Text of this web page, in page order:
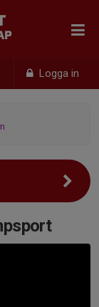
Logga in